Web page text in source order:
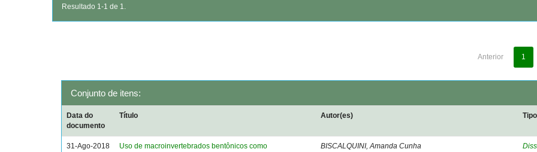
Resultado 1-1 de 1.
Anterior 1
Conjunto de itens:
Data do
documento
Título Autor(es) Tipo
31-Ago-2018 Uso de macroinvertebrados bentônicos como BISCALQUINI, Amanda Cunha